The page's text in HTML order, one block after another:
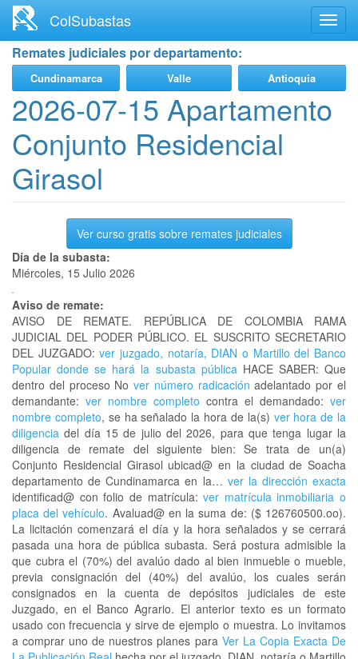
contenido
principal
ColSubastas
Remates judiciales por departamento:
Cundinamarca Valle Antioquia
2026-07-15 Apartamento
Conjunto Residencial
Girasol
Ver curso gratis sobre remates judiciales
Día de la subasta:
Miércoles, 15 Julio 2026
Aviso de remate:
AVISO DE REMATE. REPÚBLICA DE COLOMBIA RAMA
JUDICIAL DEL PODER PÚBLICO. EL SUSCRITO SECRETARIO
DEL JUZGADO: ver juzgado, notaría, DIAN o Martillo del Banco
Popular donde se hará la subasta públicaHACE SABER: Que
dentro del proceso Nover número radicación adelantado por el
demandante: ver nombre completo contra el demandado: ver
nombre completo, se ha señalado la hora de la(s) ver hora de la
diligencia del día 15 de julio del 2026, para que tenga lugar la
diligencia de remate del siguiente bien: Se trata de un(a)
Conjunto Residencial Girasol ubicad@ en la ciudad de Soacha
departamento de Cundinamarca en la… ver la dirección exacta
identificad@ con folio de matrícula:ver matrícula inmobiliaria o
placa del vehículo. Avaluad@ en la suma de: ($ 126760500.oo).
La licitación comenzará el día y la hora señalados y se cerrará
pasada una hora de pública subasta. Será postura admisible la
que cubra el (70%) del avalúo dado al bien inmueble o mueble,
previa consignación del (40%) del avalúo, los cuales serán
consignados en la cuenta de depósitos judiciales de este
Juzgado, en el Banco Agrario. El anterior texto es un formato
usado con frecuencia y sirve de ejemplo o muestra. Lo invitamos
a comprar uno de nuestros planes para Ver La Copia Exacta De